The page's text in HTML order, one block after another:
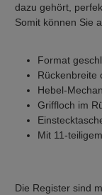
dazu gehört,
Somit können Sie
Format
Rückenbreite
Hebel-
Griffloch im
Mit 11-
Die Register sind